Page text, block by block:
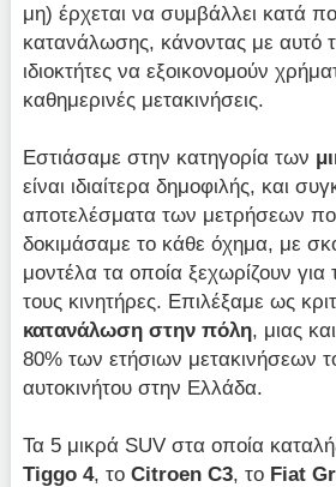
μη) έρχεται να συμβάλλει κατά
κατανάλωσης, κάνοντας με αυτό
ιδιοκτήτες να εξοικονομούν
καθημερινές μετακινήσεις.
Εστιάσαμε στην κατηγορία των
είναι ιδιαίτερα δημοφιλής, και
αποτελέσματα των μετρήσεων
δοκιμάσαμε το κάθε όχημα, με
μοντέλα τα οποία ξεχωρίζουν για
τους κινητήρες. Επιλέξαμε ως
κατανάλωση στην πόλη, μιας
80% των ετήσιων μετακινήσεων
αυτοκινήτου στην Ελλάδα.
Τα 5 μικρά SUV στα οποία
Tiggo 4, τοCitroenC3, το Fiat